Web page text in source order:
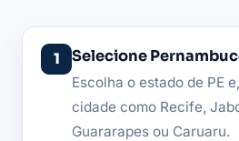
Selecione
Escolha o estado de PE
cidade como Recife,
Guararapes ou Caruaru.